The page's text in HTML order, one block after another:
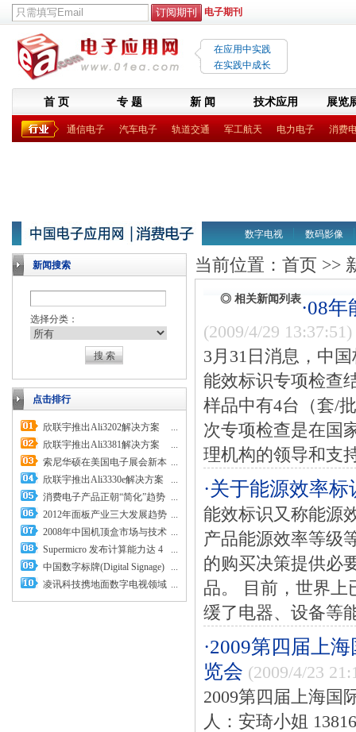
电子期刊
在应用中实践
在实践中成长
首 页 专 题 新 闻 技术应用 展览
通信电子 汽车电子 轨道交通 军工航天 电力电子 消费
数字电视 数码影像
新闻搜索
选择分类：
点击排行
...
欣联宇推出Ali3202解决方案
...
欣联宇推出Ali3381解决方案
...
索尼华硕在美国电子展会新本
回顾上抢尽风头
...
欣联宇推出Ali3330e解决方案
...
消费电子产品正朝“简化”趋势
发展
...
2012年面板产业三大发展趋势
预测
...
2008年中国机顶盒市场与技术
白皮书
...
Supermicro 发布计算能力达 4
Teraflop 的 GPU 系统
...
中国数字标牌(Digital Signage)
核心问题——整合与资源分配 ...
凌讯科技携地面数字电视领域
较新成果亮相
当前位置： 首页 >>
◎ 相关新闻列表·08
(2009/4/29 13:37:51)
3月31日消息，中
能效标识专项检查
样品中有4台（套/
次专项检查是在国
理机构的领导和支
·关于能源效率标
能效标识又称能源
产品能源效率等级
的购买决策提供必
品。 目前，世界上
缓了电器、设备等
·2009第四届上
览会 (2009/4/23
2009第四届上海国
人：安琦小姐